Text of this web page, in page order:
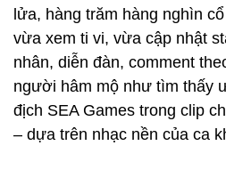
lửa, hàng trăm hàng nghìn
vừa xem ti vi, vừa cập nhật
nhân, diễn đàn, comment
người hâm mộ như tìm thấy
địch SEA Games trong clip
– dựa trên nhạc nền của ca